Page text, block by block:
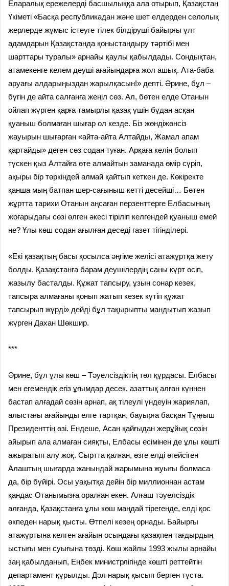
Еларалық ережелерді басшылыққа ала отырып, Қазақстан
Үкіметі «Басқа республикадан және шет елдерден селолық
жерлерде жұмыс істеуге тілек білдіруші байырғы ұлт
адамдарын Қазақстанда қоныстандыру тәртібі мен
шарттары туралы» арнайы қаулы қабылдады. Сондықтан,
атамекенге келем деуші ағайындарға жол ашық. Ата-баба
аруағы алдарыңыздан жарылқасын!» депті. Әрине, бұл –
бүгін де айта салғанға жеңіл сөз. Ал, бөтен елде Отанын
ойлап жүрген қарға тамырлы қазақ үшін бұдан асқан
қуаныш болмаған шығар ол кезде. Біз жөндіжөнсіз
жауырын шығарған «айта-айта Алтайды, Жамал апам
қартайды» деген сөз содан туған. Арқаға келін болып
түскен қыз Алтайға өте алмайтын заманада өмір сүріп,
ақыры бір төркіндей алмай қайтып кеткен де. Көкіректе
қанша мың батпан шер-сағыныш кетті десейші… Бөтен
жұртта тарихи Отанын аңсаған перзенттерге Елбасының
жоғарыдағы сөзі өлген әкесі тіріліп келгендей қуаныш емей
не? Ұлы көш содан ағылған деседі газет тігінділері.
«Екі қазақтың басы қосылса әңгіме желісі атажұртқа жету
болды. Қазақстанға барам деушілердің саны күрт өсіп,
жазылу басталды. Құжат тапсыру, ұзын сонар кезек,
тапсыра алмағаны қонып жатып кезек күтіп құжат
тапсырып жүрді» дейді бұл тақырыпты мандытып жазып
жүрген Дахан Шөкшир.
***
Әрине, бұл ұлы көш – Тәуелсіздіктің төл құрдасы. Елбасы
мен егемендік егіз ұғымдар десек, азаттық алған күннен
бастап алғадай сөзін арнап, ақ тілеулі үндеуін жариялап,
алыстағы ағайынды елге тартқан, бауырға басқан Тұңғыш
Президенттің өзі. Ендеше, Асан қайғыдан жерұйық сөзін
айырып ала алмаған сияқты, Елбасы есімінен де ұлы көшті
ажыратып алу жоқ. Сыртта қалған, өзге елді өгейсіген
Алаштың шығарда жанындай жарымына жуығы болмаса
да, бір бүйірі. Осы уақытқа дейін бір миллионнан астам
қандас Отанымызға оралған екен. Алғаш тәуелсіздік
алғанда, Қазақстанға ұлы көш маңдай тірегенде, елді қос
өкпеден нарық қысты. Өтпелі кезең орнады. Байырғы
атажұртына келген ағайын осындағы қазақпен тағдырдың
ыстығы мен суығына төзді. Көш жайлы 1993 жылы арнайы
заң қабылданып, Еңбек министрлігінде көшті реттейтін
департамент құрылды. Дәл нарық қысып берген тұста.